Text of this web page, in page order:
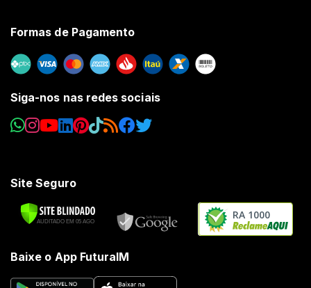
Formas de Pagamento
Siga-nos nas redes sociais
Site Seguro
RA 1000
Baixe o App FuturaIM